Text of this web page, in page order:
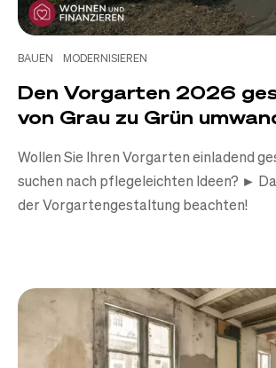
BAUEN MODERNISIEREN
Den Vorgarten 2026
von Grau zu Grün
Wollen Sie Ihren Vorgarten einladend
suchen nach pflegeleichten Ideen? ►
der Vorgartengestaltung beachten!